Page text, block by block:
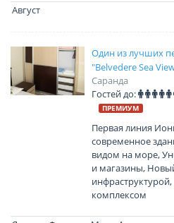
Август
Один из лучших
"Belvedere Sea
Саранда
Гостей до:
ПРЕМИУМ
Первая линия
современное
видом на море,
и магазины,
комплексом